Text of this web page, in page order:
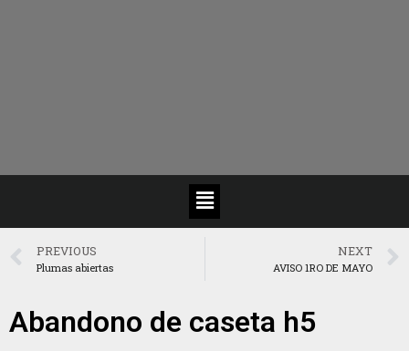
PREVIOUS
Plumas abiertas
NEXT
AVISO 1RO DE MAYO
Abandono de caseta h5